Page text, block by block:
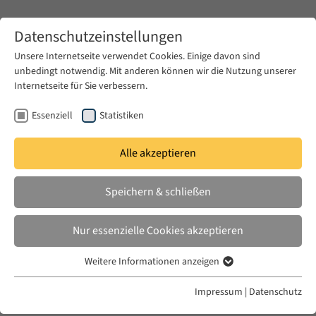
Zum Hauptinhalt springen
DO. 18 MAI 2017
What Makes a Man? Sexuality and
Representation in Europe-Middle
East Encounters
Datenschutzeinstellungen
Unsere Internetseite verwendet Cookies. Einige davon sind
unbedingt notwendig. Mit anderen können wir die Nutzung unserer
Internetseite für Sie verbessern.
Essenziell Statistiken
Alle akzeptieren
Speichern & schließen
Nur essenzielle Cookies akzeptieren
Essenzielle Cookies werden für grundlegende Funktionen der
Weitere Informationen anzeigen
Impressum | Datenschutz